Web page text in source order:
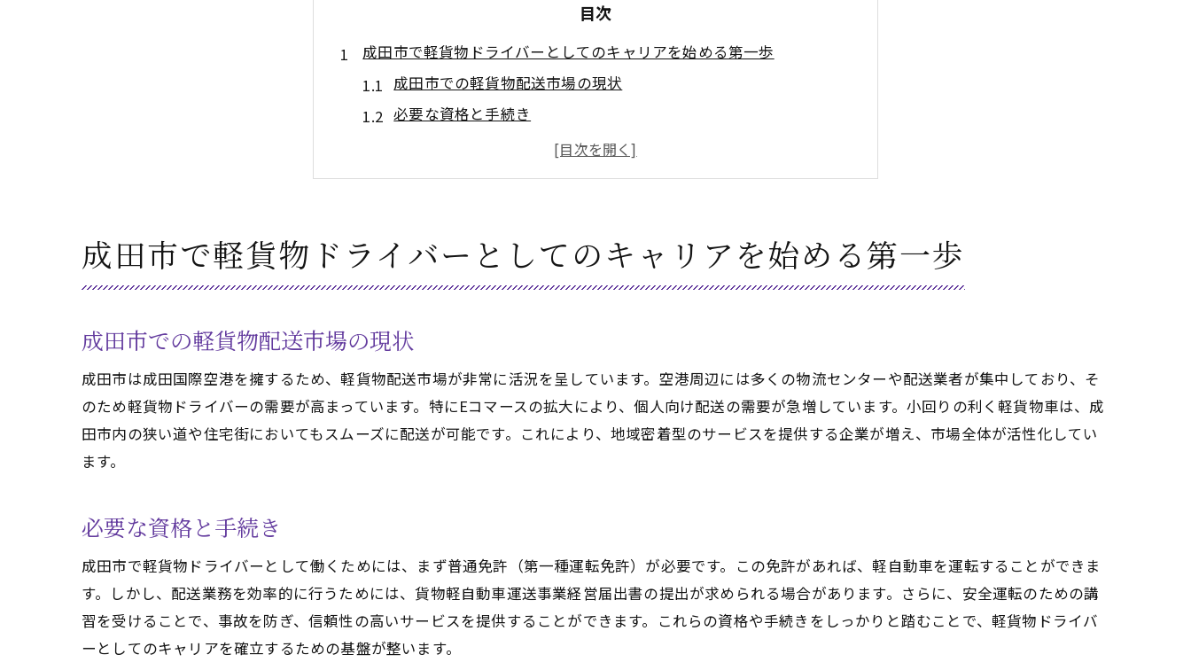
目次
成田市で軽貨物ドライバーとしてのキャリアを始める第一歩
成田市での軽貨物配送市場の現状
必要な資格と手続き
初めての仕事を探す方法
地域の特性を理解しておく
軽貨物ドライバーとして成田市で成功するためのヒント
時間管理術
顧客との良好な関係の築き方
成田市内での物流トレンド
成田市内の主要配送ポイント
地域の物流ネットワークを理解する
コスト削減のための工夫
成田市で軽貨物ドライバーとしてのキャリアを始める第一歩
成田市での軽貨物配送市場の現状
成田市は成田国際空港を擁するため、軽貨物配送市場が非常に活況を呈しています。空港周辺には多くの物流センターや配送業者が集中しており、そ
のため軽貨物ドライバーの需要が高まっています。特にEコマースの拡大により、個人向け配送の需要が急増しています。小回りの利く軽貨物車は、成
田市内の狭い道や住宅街においてもスムーズに配送が可能です。これにより、地域密着型のサービスを提供する企業が増え、市場全体が活性化してい
ます。
必要な資格と手続き
成田市で軽貨物ドライバーとして働くためには、まず普通免許（第一種運転免許）が必要です。この免許があれば、軽自動車を運転することができま
す。しかし、配送業務を効率的に行うためには、貨物軽自動車運送事業経営届出書の提出が求められる場合があります。さらに、安全運転のための講
習を受けることで、事故を防ぎ、信頼性の高いサービスを提供することができます。これらの資格や手続きをしっかりと踏むことで、軽貨物ドライバ
ーとしてのキャリアを確立するための基盤が整います。